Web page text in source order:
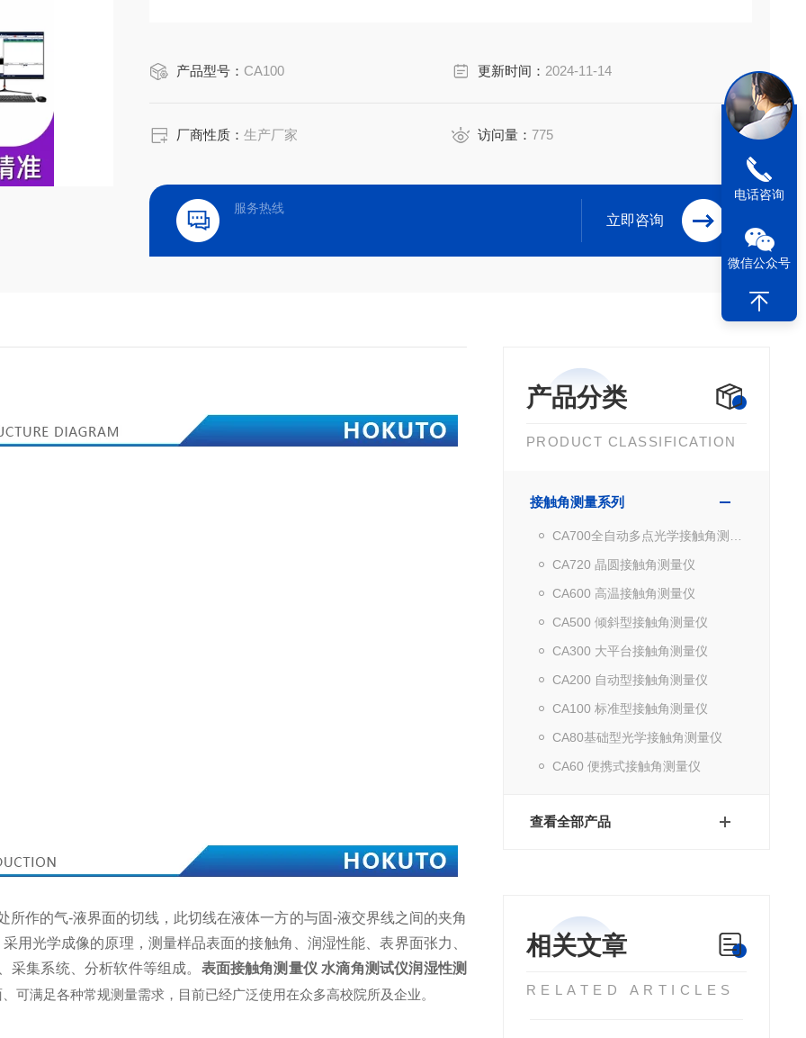
产品型号： CA100 更新时间： 2024-11-14
厂商性质：生产厂家 访问量： 775
服务热线
立即咨询
产品分类
PRODUCT CLASSIFICATION
接触角测量系列
CA720 晶圆接触角测量仪
CA600 高温接触角测量仪
CA500 倾斜型接触角测量仪
CA300 大平台接触角测量仪
CA200 自动型接触角测量仪
CA100 标准型接触角测量仪
CA80基础型光学接触角测量仪
CA60 便携式接触角测量仪
查看全部产品
相关文章
RELATED ARTICLES
作的气-液界面的切线，此切线在液体一方的与固-液交界线之间的夹角
用光学成像的原理，测量样品表面的接触角、润湿性能、表界面张力、
集系统、分析软件等组成。 表面接触角测量仪 水滴角测试仪润湿性测
可满足各种常规测量需求，目前已经广泛使用在众多高校院所及企业。
电话咨询
微信公众号